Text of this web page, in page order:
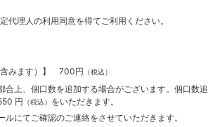
代理人の利用同意を得てご利用ください。
含みます）】 700円 （税込）
合上、個口数を追加する場合がございます。個口数追
円 （税込） をいただきます。
にてご確認のご連絡をさせていただきます。